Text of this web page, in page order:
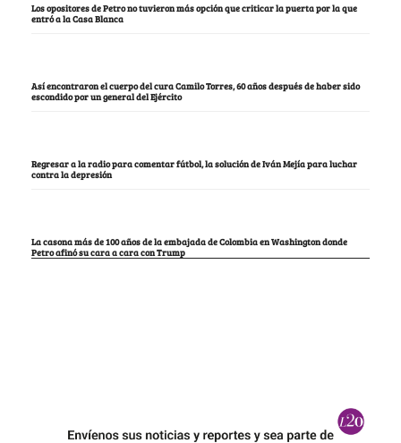
Los opositores de Petro no tuvieron más opción que criticar la puerta por la que
entró a la Casa Blanca
Así encontraron el cuerpo del cura Camilo Torres, 60 años después de haber sido
escondido por un general del Ejército
Regresar a la radio para comentar fútbol, la solución de Iván Mejía para luchar
contra la depresión
La casona más de 100 años de la embajada de Colombia en Washington donde
Petro afinó su cara a cara con Trump